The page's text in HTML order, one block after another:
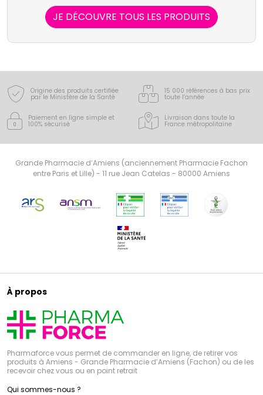
hypoallergénique.
JE DÉCOUVRE TOUS LES PRODUITS
Origine des produits certifiée
par le Ministère de la Santé
15 000 références à bas prix
toute l’année
Paiement en ligne simple et
100% sécurisé
Livraison dans toute la
France métropolitaine
Grande Pharmacie d’Amiens (anciennement Pharmacie Fachon
entre Paris et Lille) - 11 rue Jean Catelas - 80000 Amiens
À propos
Pharmaforce vous permet de commander en ligne, de retirer vos
produits à Amiens - Grande Pharmacie d’Amiens (Fachon) ou de les
recevoir chez vous ou en point retrait
Qui sommes-nous ?